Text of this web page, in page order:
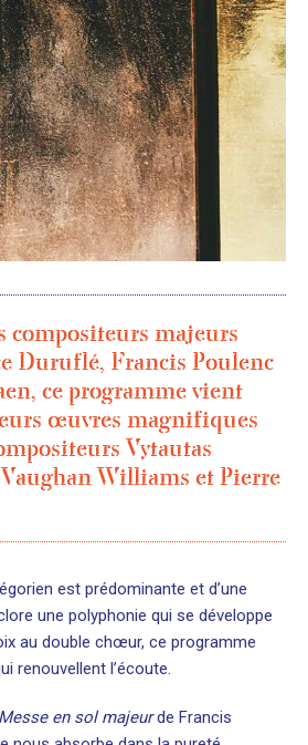
compositeurs majeurs
Duruflé, Francis Poulenc
ce programme vient
œuvres magnifiques
Vytautas
Williams et Pierre
est prédominante et d’une
une polyphonie qui se développe
au double chœur, ce programme
renouvellent l’écoute.
Messe en sol majeurde Francis